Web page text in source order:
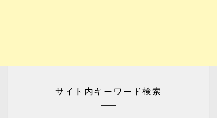
サイト内キーワード検索